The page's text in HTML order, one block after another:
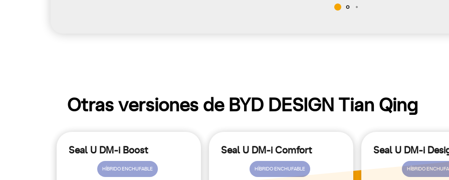
Otras versiones de BYD DESIGN Tian Qing
Seal U DM-i Boost
HÍBRIDO ENCHUFABLE
Seal U DM-i Comfort
HÍBRIDO ENCHUFABLE
Seal U DM-i
HÍBRIDO